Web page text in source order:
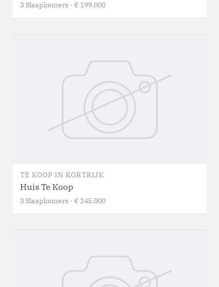
3 Slaapkamers - € 199.000
TE KOOP IN KORTRIJK
Huis Te Koop
3 Slaapkamers - € 245.000